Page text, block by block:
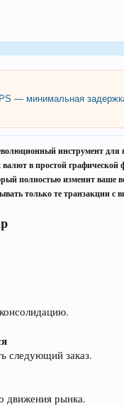
— минимальная
инструмент
в простой графической
полностью изменит
только те транзакции с
следующий заказ.
движения рынка.